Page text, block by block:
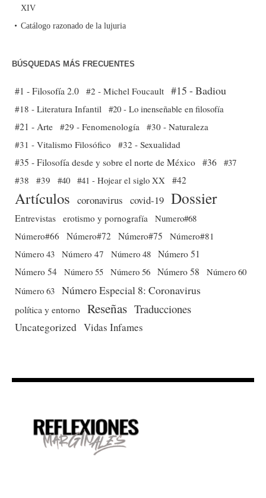
XIV
Catálogo razonado de la lujuria
BÚSQUEDAS MÁS FRECUENTES
#1 - Filosofía 2.0 #2 - Michel Foucault #15 - Badiou
#18 - Literatura Infantil #20 - Lo inenseñable en filosofía
#21 - Arte #29 - Fenomenología
#30 - Naturaleza
#31 - Vitalismo Filosófico
#32 - Sexualidad
#35 - Filosofía desde y sobre el norte de México #36 #37
#38
#39 #40 #41 - Hojear el siglo XX #42
Artículos coronavirus covid-19 Dossier
Entrevistas erotismo y pornografía
Numero#68
Número#66
Número#72 Número#75
Número#81
Número 43 Número 47 Número 48 Número 51
Número 54 Número 55 Número 56 Número 58
Número 60
Número 63 Número Especial 8: Coronavirus
política y entorno Reseñas Traducciones
Uncategorized Vidas Infames